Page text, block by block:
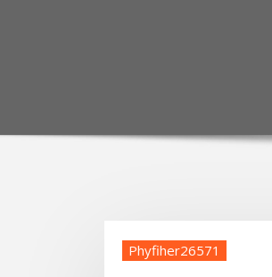
Phyfiher26571